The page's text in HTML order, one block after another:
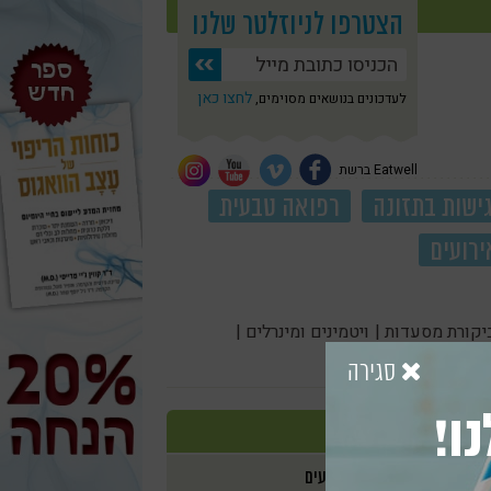
הצטרפו לניוזלטר שלנו
לעדכונים בנושאים מסוימים, לחצו כאן
Eatwell ברשת
גישות בתזונה
רפואה טבעית
מסעדות | ויטמינים ומינרלים |
אירועים
סגירה